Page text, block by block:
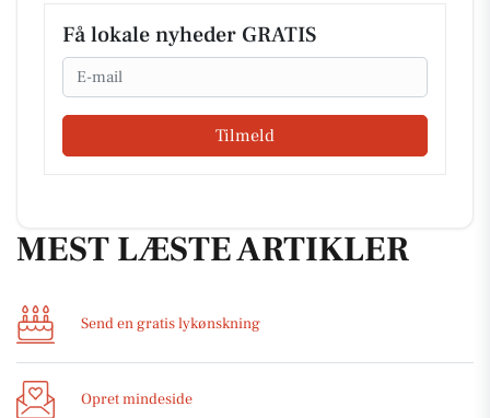
Få lokale nyheder GRATIS
Email
Tilmeld
MEST LÆSTE ARTIKLER
Send en gratis lykønskning
Opret mindeside